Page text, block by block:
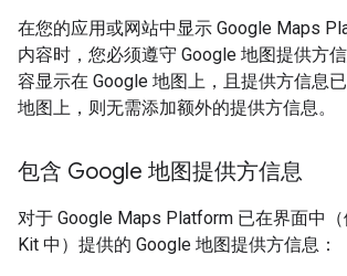
在您的应用或网站中显示 Google Maps
内容时，您必须遵守 Google 地图提供方
容显示在 Google 地图上，且提供方信息
地图上，则无需添加额外的提供方信息。
包含 Google 地图提供方信息
对于 Google Maps Platform 已在界面中
Kit 中）提供的 Google 地图提供方信息：